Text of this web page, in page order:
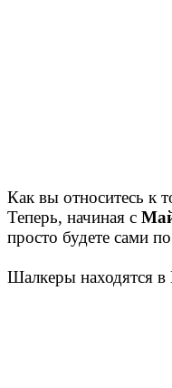
Как вы относитесь к
Теперь, начиная с
просто будете сами
Шалкеры находятся в